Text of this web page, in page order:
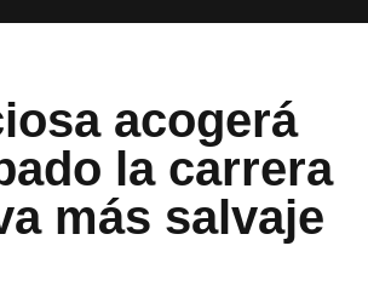
acogerá
la carrera
más salvaje